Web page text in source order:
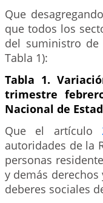
Que
que todos los
del suministro de
Tabla 1):
Tabla 1.
trimestre
Nacional de
Que el artículo
autoridades de la
personas
y demás
deberes sociales